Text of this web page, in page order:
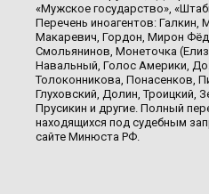
«Мужское государство»,
Перечень иноагентов:
Макаревич, Гордон, Мирон
Смольянинов, Монеточка
Навальный, Голос Америки,
Толоконникова, Понасенков,
Глуховский, Долин, Троицкий,
Прусикин и другие. Полный
находящихся под судебным
сайте Минюста РФ.